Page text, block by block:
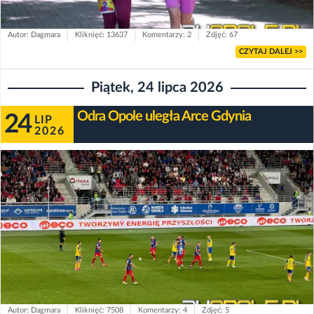
Autor: Dagmara Kliknięć: 13637 Komentarzy: 2 Zdjęć: 67
CZYTAJ DALEJ >>
Piątek, 24 lipca 2026
24 LIP
2026
Odra Opole uległa Arce Gdynia
Autor: Dagmara Kliknięć: 7508 Komentarzy: 4 Zdjęć: 5